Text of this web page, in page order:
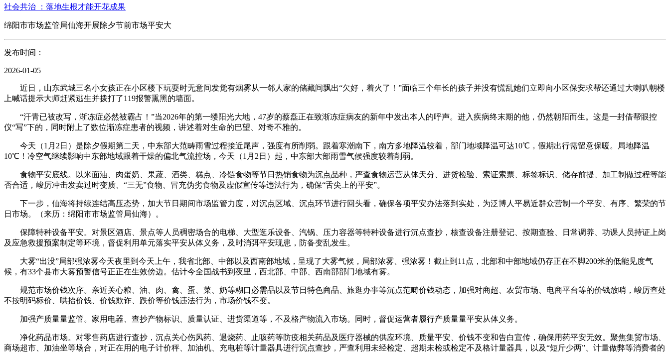
社会共治 ：落地生根才能开花成果
绵阳市市场监管局仙海开展除夕节前市场平安大
发布时间：
2026-01-05
近日，山东武城三名小女孩正在小区楼下玩耍时无意间发觉有烟雾从一邻人家的储藏间飘出“欠好，着火了！”面临三个年长的孩子并没有慌乱她们立即向小区保安求帮还通过大喇叭朝楼
上喊话提示大师赶紧逃生并拨打了119报警熏黑的墙面。
“汗青已被改写，渐冻症必然被霸占！”当2026年的第一缕阳光大地，47岁的蔡磊正在致渐冻症病友的新年中发出本人的呼声。进入疾病终末期的他，仍然朝阳而生。这是一封借帮眼控
仪“写”下的，同时附上了数位渐冻症患者的视频，讲述着对生命的巴望、对奇不雅的。
今天（1月2日）是除夕假期第二天，中东部大范畴雨雪过程接近尾声，强度有所削弱。跟着寒潮南下，南方多地降温较着，部门地域降温可达10℃，假期出行需留意保暖。局地降温
10℃！冷空气继续影响中东部地域跟着干燥的偏北气流控场，今天（1月2日）起，中东部大部雨雪气候强度较着削弱。
食物平安底线。以米面油、肉蛋奶、果蔬、酒类、糕点、冷链食物等节日热销食物为沉点品种，严查食物运营从体天分、进货检验、索证索票、标签标识、储存前提、加工制做过程等能
否合适，峻厉冲击发卖过时变质、“三无”食物、冒充伪劣食物及虚假宣传等违法行为，确保“舌尖上的平安”。
下一步，仙海将持续连结高压态势，加大节日期间市场监管力度，对沉点区域、沉点环节进行回头看，确保各项平安办法落到实处，为泛博人平易近群众营制一个平安、有序、繁荣的节
日市场。（来历：绵阳市市场监管局仙海）。
保障特种设备平安。对景区酒店、景点等人员稠密场合的电梯、大型逛乐设备、汽锅、压力容器等特种设备进行沉点查抄，核查设备注册登记、按期查验、日常调养、功课人员持证上岗
及应急救援预案制定等环境，督促利用单元落实平安从体义务，及时消弭平安现患，防备变乱发生。
大雾“出没”局部强浓雾今天夜里到今天上午，我省北部、中部以及西南部地域，呈现了大雾气候，局部浓雾、强浓雾！截止到11点，北部和中部地域仍存正在不脚200米的低能见度气
候，有33个县市大雾预警信号正正在生效傍边。估计今全国战书到夜里，西北部、中部、西南部部门地域有雾。
规范市场价钱次序。亲近关心粮、油、肉、禽、蛋、菜、奶等糊口必需品以及节日特色商品、旅逛办事等沉点范畴价钱动态，加强对商超、农贸市场、电商平台等的价钱放哨，峻厉查处
不按明码标价、哄抬价钱、价钱欺诈、跌价等价钱违法行为，市场价钱不变。
加强产质量量监管。家用电器、查抄产物标识、质量认证、进货渠道等，不及格产物流入市场。同时，督促运营者履行产质量量平安从体义务。
净化药品市场。对零售药店进行查抄，沉点关心伤风药、退烧药、止咳药等防疫相关药品及医疗器械的供应环境、质量平安、价钱不变和告白宣传，确保用药平安无效。聚焦集贸市场、
商场超市、加油坐等场合，对正在用的电子计价秤、加油机、充电桩等计量器具进行沉点查抄，严查利用未经检定、超期未检或检定不及格计量器具，以及“短斤少两”、计量做弊等消费者的